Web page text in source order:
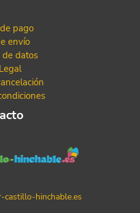
pago
envío
de datos
castillo-hinchable.es